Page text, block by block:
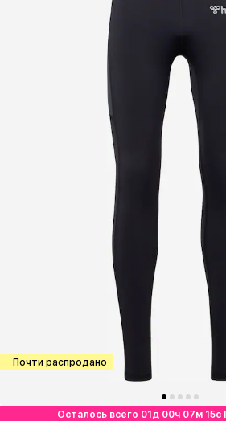
Почти распродано
Осталось всего 01д 00ч 07м